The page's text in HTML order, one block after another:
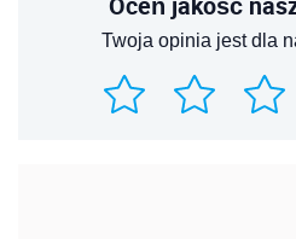
Twoja opinia jest dla